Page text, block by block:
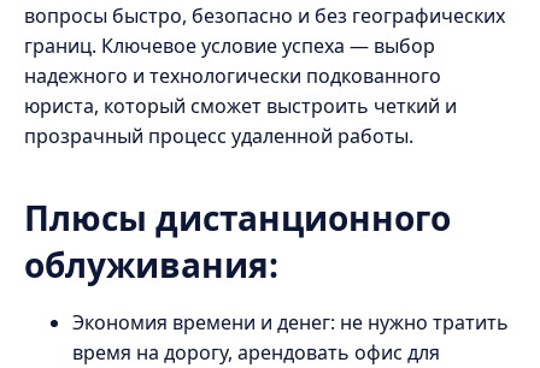
вопросы быстро, безопасно и без географических
границ. Ключевое условие успеха — выбор
надежного и технологически подкованного
юриста, который сможет выстроить четкий и
прозрачный процесс удаленной работы.
Плюсы дистанционного
облуживания:
Экономия времени и денег: не нужно тратить
время на дорогу, арендовать офис для